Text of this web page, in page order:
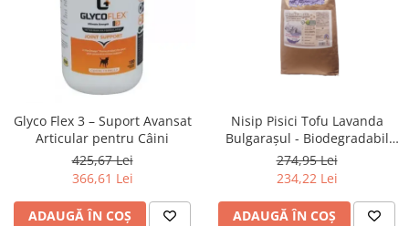
Glyco Flex 3 – Suport Avansat
Articular pentru Câini
425,67 Lei
366,61 Lei
ADAUGĂ ÎN COȘ
Nisip Pisici Tofu Lavanda
Bulgarașul - Biodegradabil
48L
274,95 Lei
234,22 Lei
ADAUGĂ ÎN COȘ